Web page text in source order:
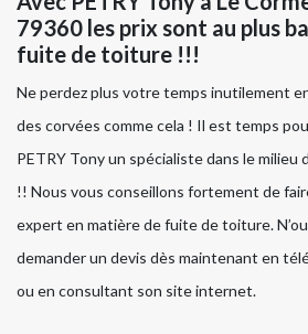
79360 les prix sont au plus
fuite de toiture !!!
Ne perdez plus votre temps inutilement
des corvées comme cela ! Il est temps
PETRY Tony un spécialiste dans le
!! Nous vous conseillons fortement de
expert en matière de fuite de toiture.
demander un devis dès maintenant en
ou en consultant son site internet.